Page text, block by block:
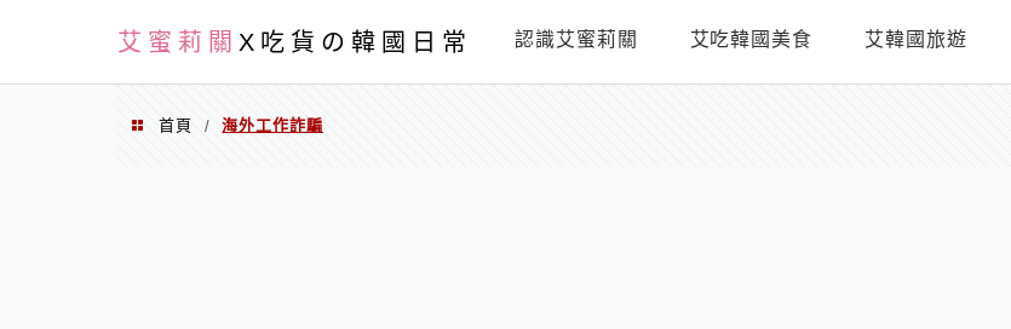
艾蜜莉關 X吃貨の韓國日常 認識艾蜜莉關 艾吃韓國美食 艾韓國旅遊
首頁 / 海外工作詐騙